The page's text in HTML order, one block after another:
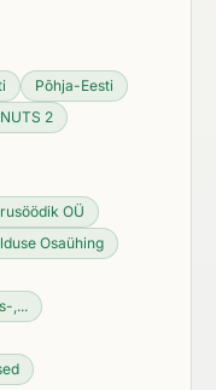
Põhja-Eesti
2
OÜ
Osaühing
,...